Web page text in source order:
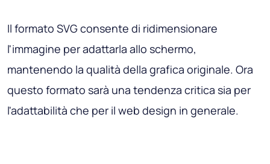
Il formato SVG consente di ridimensionare
l'immagine per adattarla allo schermo,
mantenendo la qualità della grafica originale. Ora
questo formato sarà una tendenza critica sia per
l'adattabilità che per il web design in generale.